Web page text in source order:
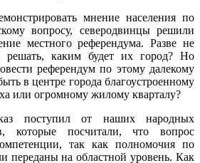
мнение населения по
вопросу, северодвинцы решили
местного референдума. Разве не
каким будет их город? Но
референдум по этому далекому
в центре города благоустроенному
или огромному жилому кварталу?
поступил от наших народных
которые посчитали, что вопрос
так как полномочия по
переданы на областной уровень. Как